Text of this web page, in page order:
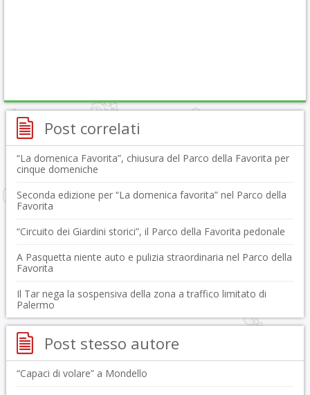
Post correlati
“La domenica Favorita”, chiusura del Parco della Favorita per
cinque domeniche
Seconda edizione per “La domenica favorita” nel Parco della
Favorita
“Circuito dei Giardini storici”, il Parco della Favorita pedonale
A Pasquetta niente auto e pulizia straordinaria nel Parco della
Favorita
Il Tar nega la sospensiva della zona a traffico limitato di
Palermo
Post stesso autore
“Capaci di volare” a Mondello